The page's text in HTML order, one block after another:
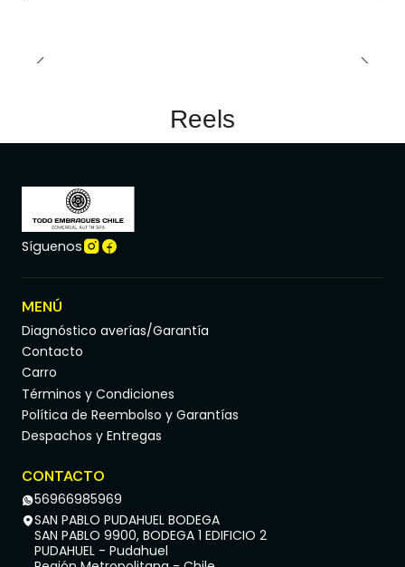
Reels
Síguenos
MENÚ
Diagnóstico averías/Garantía
Contacto
Carro
Términos y Condiciones
Política de Reembolso y Garantías
Despachos y Entregas
CONTACTO
56966985969
SAN PABLO PUDAHUEL BODEGA
SAN PABLO 9900, BODEGA 1 EDIFICIO 2
PUDAHUEL - Pudahuel